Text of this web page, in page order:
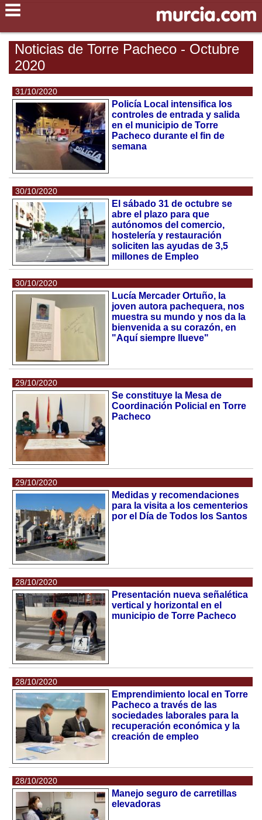
Noticias de Torre Pacheco - Octubre
2020
31/10/2020
Policía Local intensifica los
controles de entrada y salida
en el municipio de Torre
Pacheco durante el fin de
semana
30/10/2020
El sábado 31 de octubre se
abre el plazo para que
autónomos del comercio,
hostelería y restauración
soliciten las ayudas de 3,5
millones de Empleo
30/10/2020
Lucía Mercader Ortuño, la
joven autora pachequera, nos
muestra su mundo y nos da la
bienvenida a su corazón, en
"Aquí siempre llueve"
29/10/2020
Se constituye la Mesa de
Coordinación Policial en Torre
Pacheco
29/10/2020
Medidas y recomendaciones
para la visita a los cementerios
por el Día de Todos los Santos
28/10/2020
Presentación nueva señalética
vertical y horizontal en el
municipio de Torre Pacheco
28/10/2020
Emprendimiento local en Torre
Pacheco a través de las
sociedades laborales para la
recuperación económica y la
creación de empleo
28/10/2020
Manejo seguro de carretillas
elevadoras